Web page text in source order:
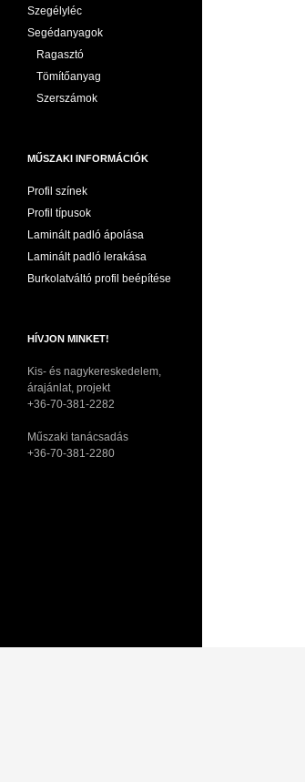
Szegélyléc
Segédanyagok
Ragasztó
Tömítőanyag
Szerszámok
MŰSZAKI INFORMÁCIÓK
Profil színek
Profil típusok
Laminált padló ápolása
Laminált padló lerakása
Burkolatváltó profil beépítése
HÍVJON MINKET!
Kis- és nagykereskedelem,
árajánlat, projekt
+36-70-381-2282
Műszaki tanácsadás
+36-70-381-2280